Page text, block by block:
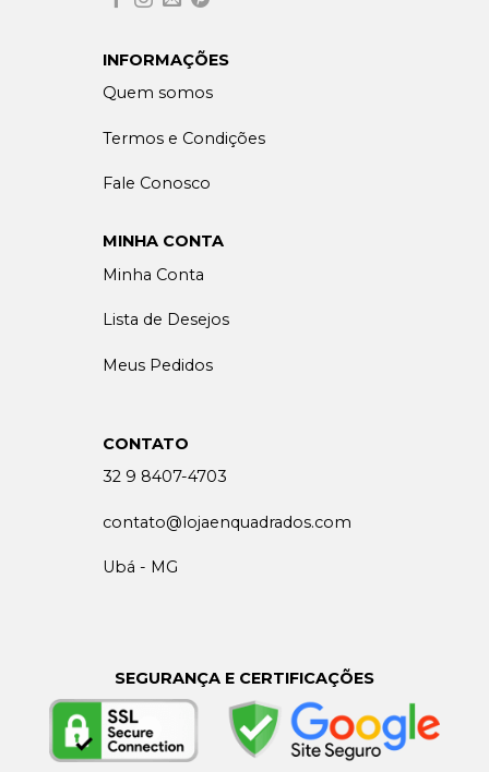
INFORMAÇÕES
Quem somos
Termos e Condições
Fale Conosco
MINHA CONTA
Minha Conta
Lista de Desejos
Meus Pedidos
CONTATO
32 9 8407-4703
contato@lojaenquadrados.com
Ubá - MG
SEGURANÇA E CERTIFICAÇÕES